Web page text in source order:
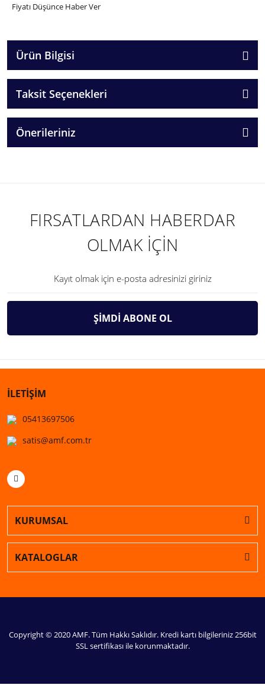
Fiyatı Düşünce Haber Ver
Ürün Bilgisi
Taksit Seçenekleri
Önerileriniz
FIRSATLARDAN HABERDAR
OLMAK İÇİN
ŞİMDİ ABONE OL
İLETİŞİM
05413697506
satis@amf.com.tr
KURUMSAL
KATALOGLAR
Copyright © 2020 AMF. Tüm Hakkı Saklıdır. Kredi kartı bilgileriniz 256bit
SSL sertifikası ile korunmaktadır.